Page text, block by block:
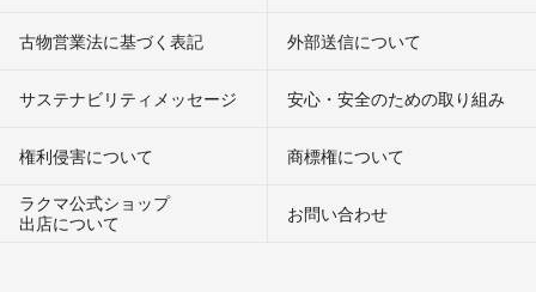
古物営業法に基づく表記 外部送信について
サステナビリティメッセージ 安心・安全のための取り組み
権利侵害について
商標権について
ラクマ公式ショップ
出店について
お問い合わせ